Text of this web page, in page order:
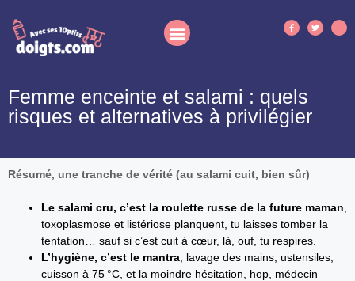
Femme enceinte et salami : quels
risques et alternatives à privilégier
Résumé, une tranche de vérité (au salami cuit, bien sûr)
Le salami cru, c’est la roulette russe de la future maman
toxoplasmose et listériose planquent, tu laisses tomber la
tentation… sauf si c’est cuit à cœur, là, ouf, tu respires.
L’hygiène, c’est le mantra , lavage des mains, ustensiles,
cuisson à 75 °C, et la moindre hésitation, hop, médecin